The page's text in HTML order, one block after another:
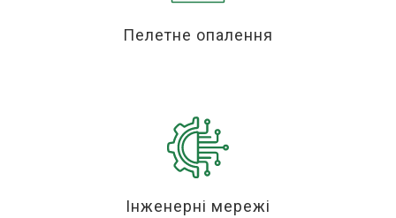
Пелетне опалення
Інженерні мережі